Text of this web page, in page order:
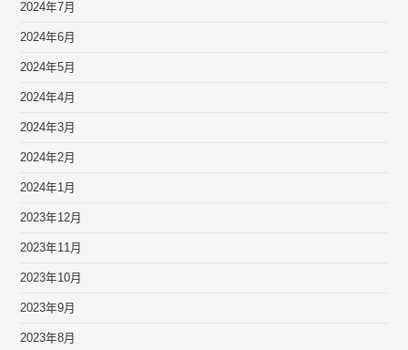
2024年7月
2024年6月
2024年5月
2024年4月
2024年3月
2024年2月
2024年1月
2023年12月
2023年11月
2023年10月
2023年9月
2023年8月